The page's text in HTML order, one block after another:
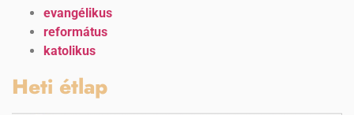
evangélikus
református
katolikus
Heti étlap